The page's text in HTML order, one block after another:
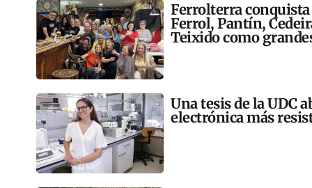
Ferrolterra conquista
Ferrol, Pantín,
Teixido como
Una tesis de la UDC
electrónica más